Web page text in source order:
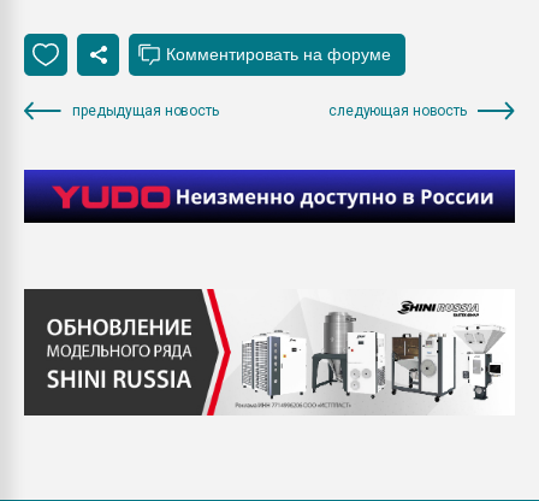
предыдущая новость следующая новость